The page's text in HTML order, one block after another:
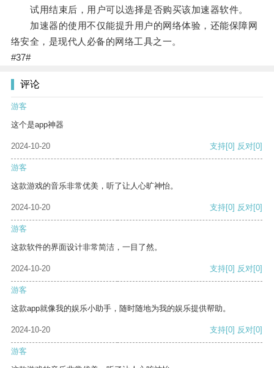
试用结束后，用户可以选择是否购买该加速器软件。
加速器的使用不仅能提升用户的网络体验，还能保障网
络安全，是现代人必备的网络工具之一。
#37#
评论
游客
这个是app神器
2024-10-20 支持[0] 反对[0]
游客
这款游戏的音乐非常优美，听了让人心旷神怡。
2024-10-20 支持[0] 反对[0]
游客
这款软件的界面设计非常简洁，一目了然。
2024-10-20 支持[0] 反对[0]
游客
这款app就像我的娱乐小助手，随时随地为我的娱乐提供帮助。
2024-10-20 支持[0] 反对[0]
游客